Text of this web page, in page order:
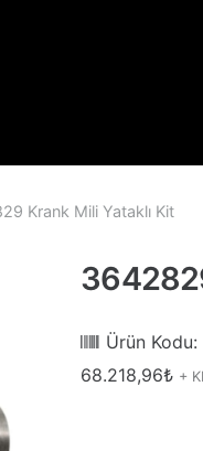
Krank Mili Yataklı Kit
Ürün Kodu:
68.218,96₺ +